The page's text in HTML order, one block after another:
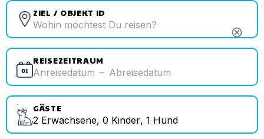
ZIEL / OBJEKT ID
cancel
REISEZEITRAUM
Anreisedatum – Abreisedatum
GÄSTE
2 Erwachsene, 0 Kinder, 1 Hund